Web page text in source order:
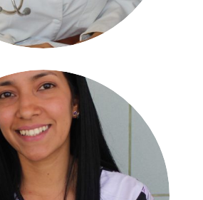
Dra. Nolmary García